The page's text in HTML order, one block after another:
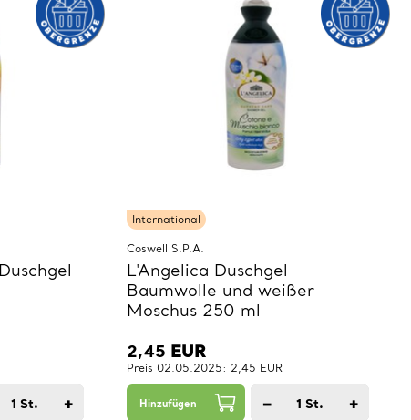
1 St. +
International
Coswell S.P.A.
L'Angelica Duschgel
Baumwolle und weißer
Moschus 250 ml
2,45 EUR
Preis 02.05.2025: 2,45 EUR
Hinzufügen − 1 St. +